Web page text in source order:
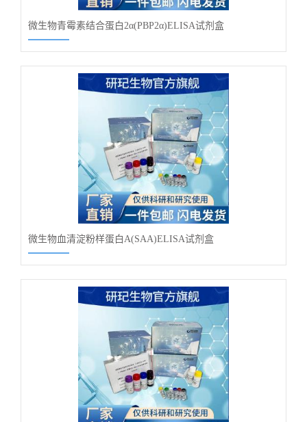
微生物青霉素结合蛋白2α(PBP2α)ELISA试剂盒
微生物血清淀粉样蛋白A(SAA)ELISA试剂盒